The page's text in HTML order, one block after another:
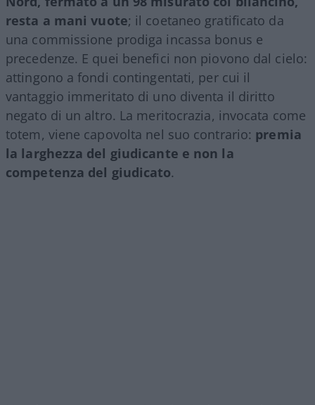
resta a mani vuote; il coetaneo gratificato da
una commissione prodiga incassa bonus e
precedenze. E quei benefici non piovono dal cielo:
attingono a fondi contingentati, per cui il
vantaggio immeritato di uno diventa il diritto
negato di un altro. La meritocrazia, invocata come
totem, viene capovolta nel suo contrario: premia
la larghezza del giudicante e non la
competenza del giudicato.